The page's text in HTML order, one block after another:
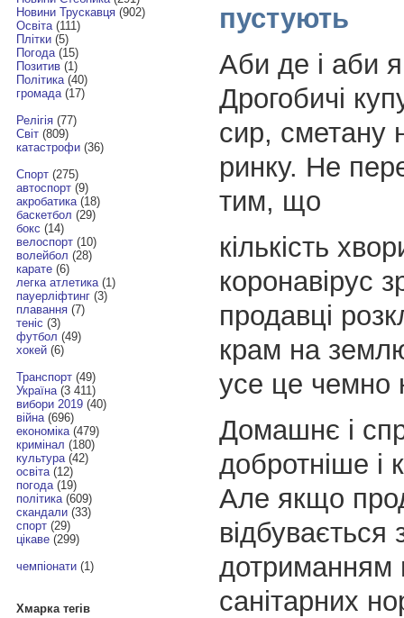
Новини Трускавця(902)
Освіта(111)
Плітки(5)
Погода(15)
Позитив(1)
Політика(40)
громада(17)
Релігія(77)
Світ(809)
катастрофи(36)
Спорт(275)
автоспорт(9)
акробатика(18)
баскетбол (29)
бокс (14)
велоспорт(10)
волейбол (28)
карате(6)
легка атлетика(1)
пауерліфтинг(3)
плавання(7)
теніс (3)
футбол (49)
хокей(6)
Транспорт(49)
Україна(3 411)
вибори 2019(40)
війна(696)
економіка(479)
кримінал (180)
культура(42)
освіта(12)
погода(19)
політика(609)
скандали(33)
спорт(29)
цікаве(299)
чемпіонати(1)
Хмарка тегів
пустують
Аби де і аби
Дрогобичі
сир, сметану
ринку. Не
тим, що
кількість
коронавірус
продавці
крам на
усе це чемно
Домашнє і
добротніше і
Але якщо
відбувається
дотриманням
санітарних